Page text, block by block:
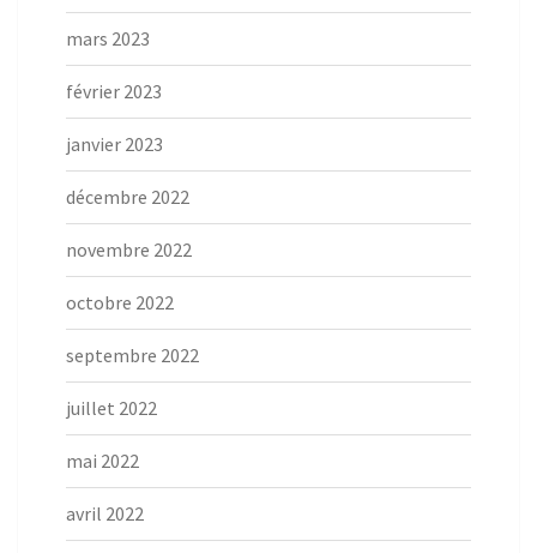
mars 2023
février 2023
janvier 2023
décembre 2022
novembre 2022
octobre 2022
septembre 2022
juillet 2022
mai 2022
avril 2022